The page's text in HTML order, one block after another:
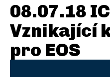
08.07.18
Vznikající
pro EOS